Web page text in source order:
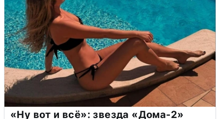
«Ну вот и всё»: звезда «Дома-2»